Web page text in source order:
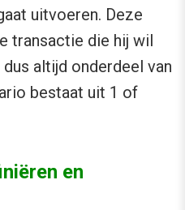
uitvoeren. Deze
transactie die hij wil
altijd onderdeel van
bestaat uit 1 of
en